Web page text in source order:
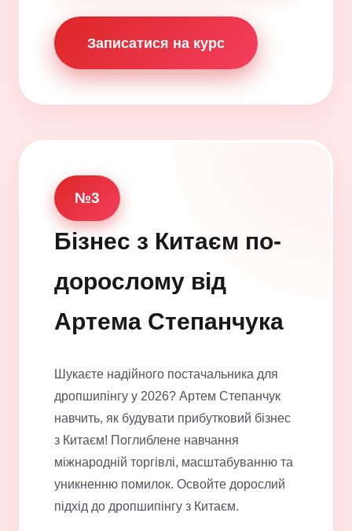
Записатися на курс
№3
Бізнес з Китаєм по-
дорослому від
Артема Степанчука
Шукаєте надійного постачальника для
дропшипінгу у 2026? Артем Степанчук
навчить, як будувати прибутковий бізнес
з Китаєм! Поглиблене навчання
міжнародній торгівлі, масштабуванню та
уникненню помилок. Освойте дорослий
підхід до дропшипінгу з Китаєм.